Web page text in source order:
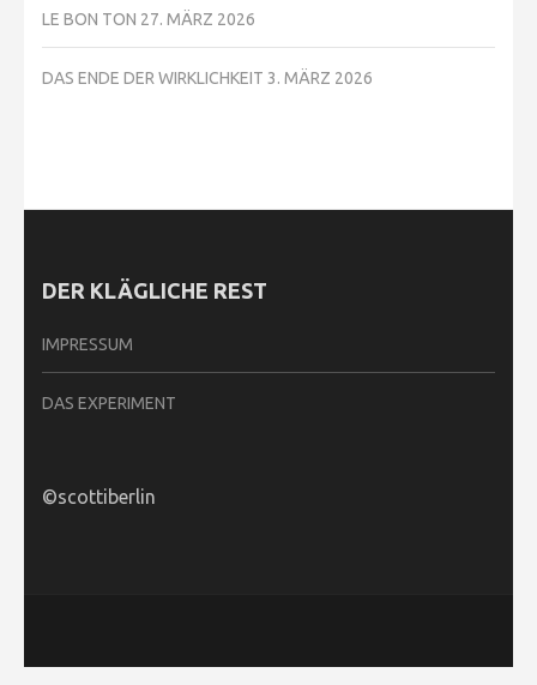
LE BON TON 27. MÄRZ 2026
DAS ENDE DER WIRKLICHKEIT 3. MÄRZ 2026
DER KLÄGLICHE REST
IMPRESSUM
DAS EXPERIMENT
©scottiberlin